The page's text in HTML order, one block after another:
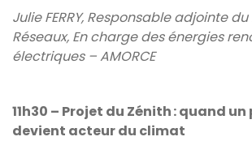
Julie FERRY, Responsable adjointe
Réseaux, En charge des énergies
électriques – AMORCE
11h30 – Projet du Zénith : quand
devient acteur du climat